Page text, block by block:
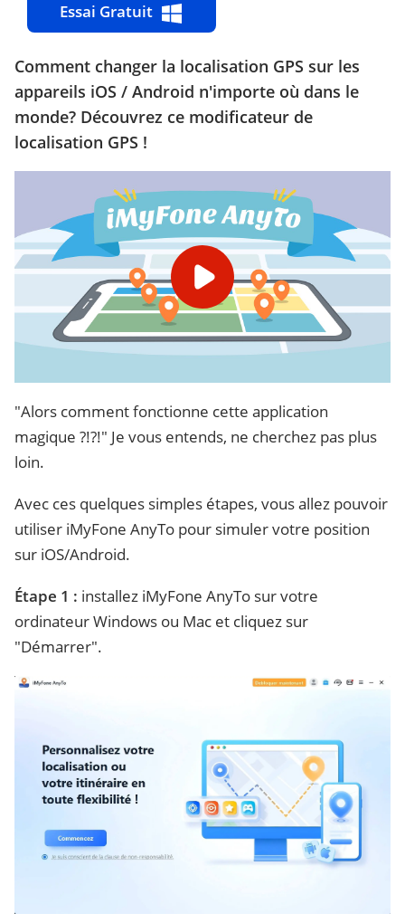
Essai Gratuit
Comment changer la localisation GPS sur les
appareils iOS / Android n'importe où dans le
monde? Découvrez ce modificateur de
localisation GPS !
"Alors comment fonctionne cette application
magique ?!?!" Je vous entends, ne cherchez pas plus
loin.
Avec ces quelques simples étapes, vous allez pouvoir
utiliser iMyFone AnyTo pour simuler votre position
sur iOS/Android.
Étape 1 : installez iMyFone AnyTo sur votre
ordinateur Windows ou Mac et cliquez sur
"Démarrer".